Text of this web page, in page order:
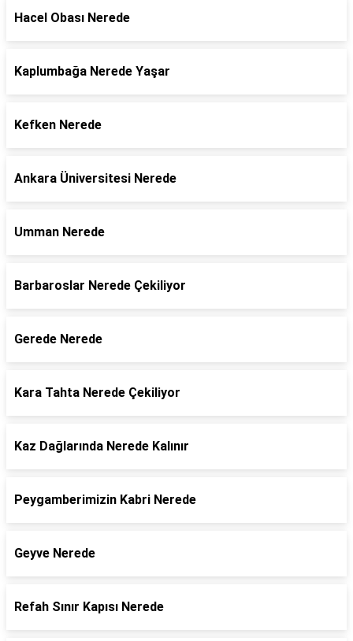
Hacel Obası Nerede
Kaplumbağa Nerede Yaşar
Kefken Nerede
Ankara Üniversitesi Nerede
Umman Nerede
Barbaroslar Nerede Çekiliyor
Gerede Nerede
Kara Tahta Nerede Çekiliyor
Kaz Dağlarında Nerede Kalınır
Peygamberimizin Kabri Nerede
Geyve Nerede
Refah Sınır Kapısı Nerede